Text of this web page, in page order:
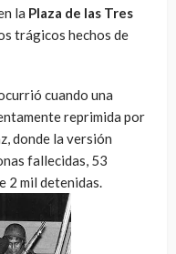
la Plaza de las Tres
trágicos hechos de
cuando una
reprimida por
donde la versión
fallecidas, 53
2 mil detenidas.